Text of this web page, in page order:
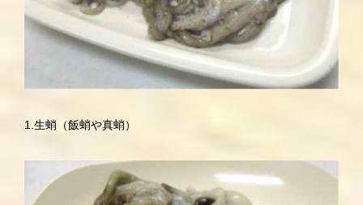
1.生蛸（飯蛸や真蛸）